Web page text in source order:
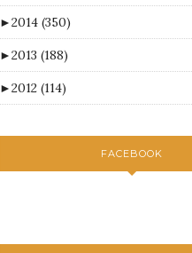
►2014 (350)
►2013 (188)
►2012 (114)
FACEBOOK